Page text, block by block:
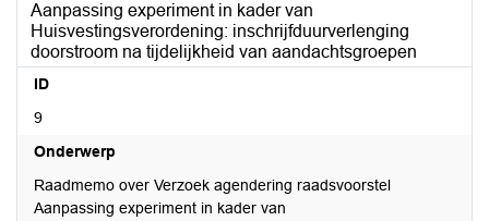
Aanpassing experiment in kader van
Huisvestingsverordening: inschrijfduurverlenging
doorstroom na tijdelijkheid van aandachtsgroepen
ID
9
Onderwerp
Raadmemo over Verzoek agendering raadsvoorstel
Aanpassing experiment in kader van